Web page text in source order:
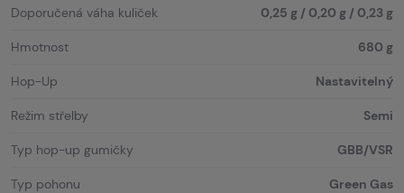
Doporučená váha kuliček 0,25 g / 0,20 g / 0,23 g
Hmotnost 680 g
Hop-Up Nastavitelný
Režim střelby Semi
Typ hop-up gumičky GBB/VSR
Typ pohonu Green Gas